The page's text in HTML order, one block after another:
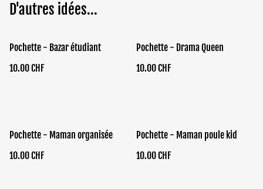
D'autres idées...
Pochette - Bazar étudiant
10.00 CHF
Pochette - Drama Queen
10.00 CHF
Pochette - Maman organisée
10.00 CHF
Pochette - Maman poule kid
10.00 CHF